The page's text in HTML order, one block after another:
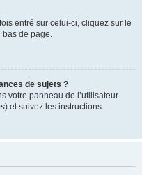
entré sur celui-ci, cliquez sur le
bas de page.
de sujets ?
votre panneau de l’utilisateur
) et suivez les instructions.